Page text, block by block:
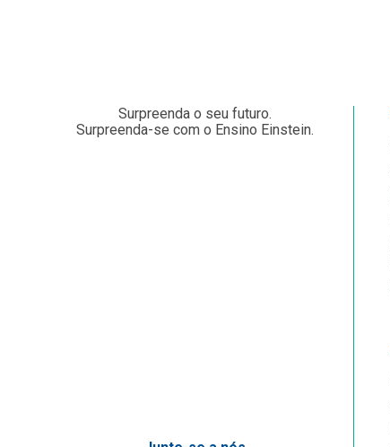
Surpreenda o seu futuro.
Surpreenda-se com o Ensino Einstein.